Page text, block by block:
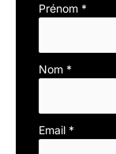
Formulaire
Prénom *
Nom *
Email *